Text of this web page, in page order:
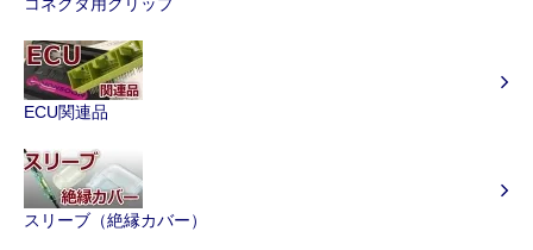
ECU関連品
スリーブ（絶縁カバー）